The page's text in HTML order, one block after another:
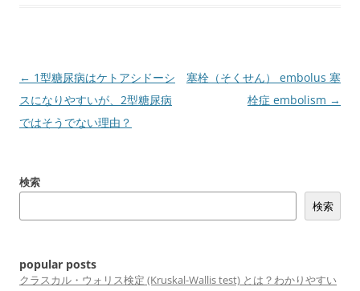
投
稿
ナ
ー
← 1型糖尿病はケトアシドーシ
スになりやすいが、2型糖尿病
ではそうでない理由？
塞栓（そくせん） embolus 塞
栓症 embolism →
検索
検索
popular posts
クラスカル・ウォリス検定 (Kruskal-Wallis test) とは？わかりやすい